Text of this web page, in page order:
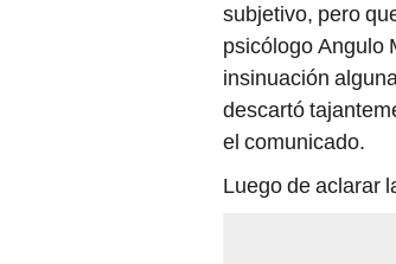
subjetivo, pero
psicólogo Angulo
insinuación
descartó
el comunicado.
Luego de aclarar